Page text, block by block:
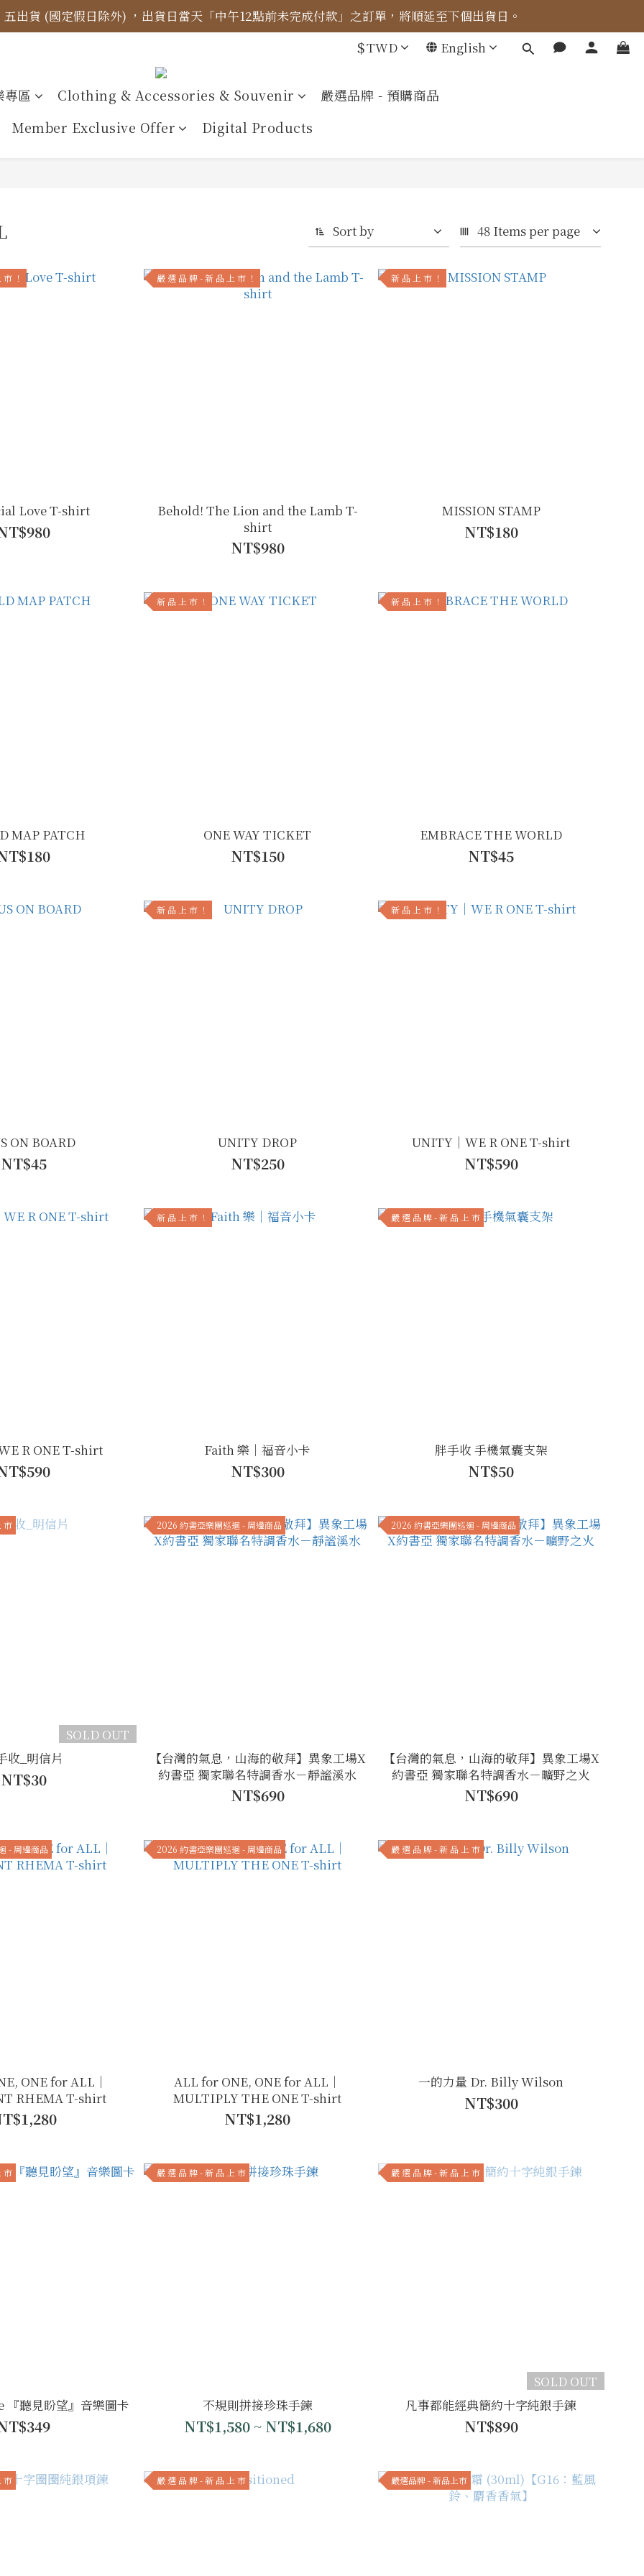
示更新】異象出版品-價格標示更新為原價，折扣一律購物車計算。
出貨 (國定假日除外) ，出貨日當天「中午12點前未完成付款」之訂單，將順延至下個出貨日。
示更新】異象出版品-價格標示更新為原價，折扣一律購物車計算。
$TWD English
專區 Clothing & Accessories & Souvenir
嚴選品牌 - 預購商品
Member Exclusive Offer Digital Products
Sort by 48 Items per page
！
Love T-shirt
嚴 選 品 牌 - 新 品 上 市 ！
Behold! The Lion and the Lamb T-
shirt
NT$980
新 品 上 市 ！
MISSION STAMP
NT$180
MAP PATCH
新 品 上 市 ！
ONE WAY TICKET
NT$150
新 品 上 市 ！
EMBRACE THE WORLD
NT$45
ON BOARD
NT$45
新 品 上 市 ！
UNITY DROP
NT$250
新 品 上 市 ！
UNITY｜WE R ONE T-shirt
NT$590
R ONE T-shirt
新 品 上 市 ！
Faith 樂｜福音小卡
NT$300
嚴 選 品 牌 - 新 品 上 市
胖手收 手機氣囊支架
NT$50
市
SOLD OUT
收_明信片
NT$30
2026 約書亞樂團巡迴 - 周邊商品
【台灣的氣息，山海的敬拜】異象工場X
約書亞 獨家聯名特調香水－靜謐溪水
NT$690
2026 約書亞樂團巡迴 - 周邊商品
【台灣的氣息，山海的敬拜】異象工場X
約書亞 獨家聯名特調香水－曠野之火
NT$690
- 周邊商品
ONE for ALL｜
RHEMA T-shirt
2026 約書亞樂團巡迴 - 周邊商品
ALL for ONE, ONE for ALL｜
MULTIPLY THE ONE T-shirt
NT$1,280
嚴 選 品 牌 - 新 品 上 市
一的力量 Dr. Billy Wilson
NT$300
市
聽見盼望』音樂圖卡
嚴 選 品 牌 - 新 品 上 市
不規則拼接珍珠手鍊
NT$1,580 ~ NT$1,680
嚴 選 品 牌 - 新 品 上 市
SOLD OUT
凡事都能經典簡約十字純銀手鍊
NT$890
市 嚴 選 品 牌 - 新 品 上 市 嚴選品牌 - 新品上市